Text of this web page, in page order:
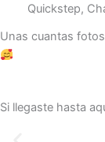
Quickstep,
Unas cuantas
Si llegaste hasta